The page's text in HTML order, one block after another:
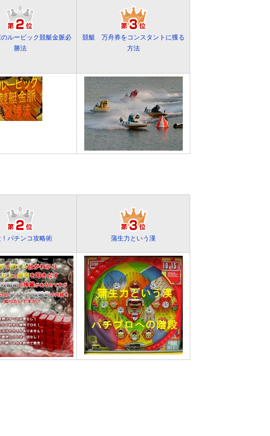
ルービック競艇金脈必
勝法
競艇 万舟券をコンスタントに獲る
方法
！パチンコ攻略術 蒲生力という漢